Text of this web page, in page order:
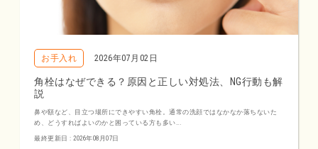
お手入れ 2026年07月02日
角栓はなぜできる？原因と正しい対処法、NG行動も解
説
鼻や額など、目立つ場所にできやすい角栓。通常の洗顔ではなかなか落ちないた
め、どうすればよいのかと困っている方も多い...
最終更新日 : 2026年08月07日